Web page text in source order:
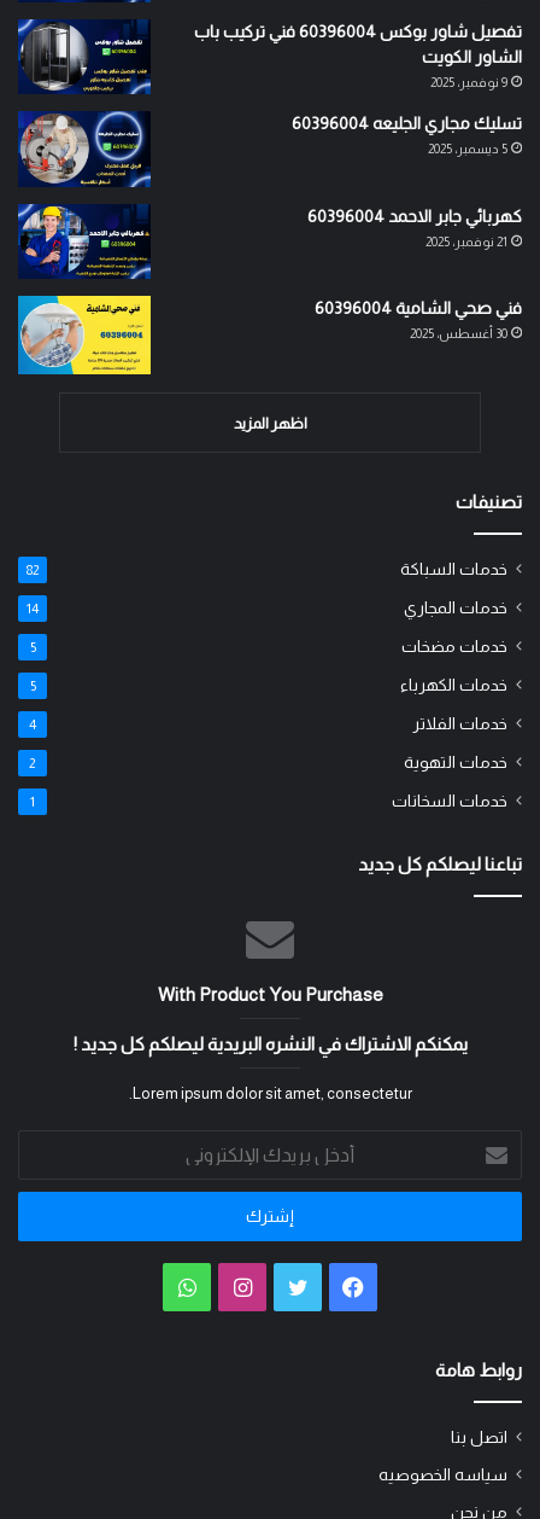
تفصيل شاور بوكس 60396004 فني تركيب باب
الشاور الكويت
9 نوفمبر، 2025
تسليك مجاري الجليعه 60396004
5 ديسمبر، 2025
كهربائي جابر الاحمد 60396004
21 نوفمبر، 2025
فني صحي الشامية 60396004
30 أغسطس، 2025
اظهر المزيد
تصنيفات
خدمات السباكة 82
خدمات المجاري 14
خدمات مضخات 5
خدمات الكهرباء 5
خدمات الفلاتر 4
خدمات التهوية 2
خدمات السخانات 1
تباعنا ليصلكم كل جديد
With Product You Purchase
يمكنكم الاشتراك في النشره البريدية ليصلكم كل جديد !
Lorem ipsum dolor sit amet, consectetur.
بريدك
الإلكتروني
فيسبوكتويتر انستقرام
روابط هامة
اتصل بنا
سياسه الخصوصيه
من نحن